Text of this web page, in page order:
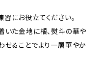
にお役立てください。
いた金地に橘、熨斗の華や
せることでより一層華やか